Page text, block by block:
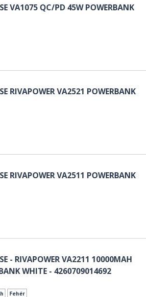
VA1075 QC/PD 45W POWERBANK
RIVAPOWER VA2521 POWERBANK
RIVAPOWER VA2511 POWERBANK
- RIVAPOWER VA2211 10000MAH
WHITE - 4260709014692
Fehér